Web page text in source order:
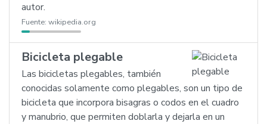
autor.
Fuente: wikipedia.org
Bicicleta plegable
Las bicicletas plegables, también
conocidas solamente como plegables, son un tipo de
bicicleta que incorpora bisagras o codos en el cuadro
y manubrio, que permiten doblarla y dejarla en un